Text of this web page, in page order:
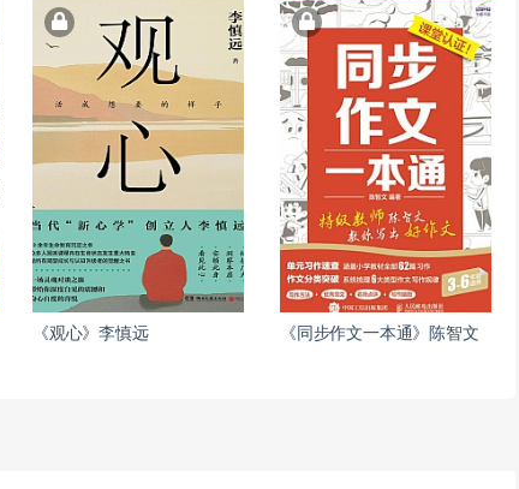
《观心》李慎远 《同步作文一本通》陈智文